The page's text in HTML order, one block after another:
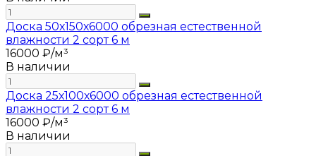
Доска 50х150х6000 обрезная естественной
влажности 2 сорт 6 м
16000 ₽/м³
В наличии
Доска 25х100х6000 обрезная естественной
влажности 2 сорт 6 м
16000 ₽/м³
В наличии